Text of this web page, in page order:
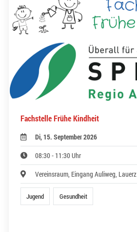
Fachstelle Frühe Kindheit
Di, 15. September 2026
08:30 - 11:30 Uhr
Vereinsraum, Eingang Auliweg, Lauerz
Jugend Gesundheit